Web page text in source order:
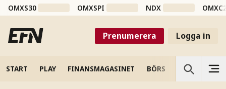
OMXS30 OMXSPI NDX
Prenumerera Logga in
START PLAY FINANSMAGASINET BÖRS VETENSKAP